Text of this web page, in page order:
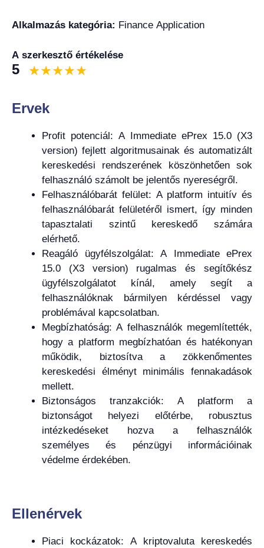
Alkalmazás kategória: Finance Application
A szerkesztő értékelése
5
Ervek
Profit potenciál: A Immediate ePrex 15.0 (X3
version) fejlett algoritmusainak és automatizált
kereskedési rendszerének köszönhetően sok
felhasználó számolt be jelentős nyereségről.
Felhasználóbarát felület: A platform intuitív és
felhasználóbarát felületéről ismert, így minden
tapasztalati szintű kereskedő számára
elérhető.
Reagáló ügyfélszolgálat: A Immediate ePrex
15.0 (X3 version) rugalmas és segítőkész
ügyfélszolgálatot kínál, amely segít a
felhasználóknak bármilyen kérdéssel vagy
problémával kapcsolatban.
Megbízhatóság: A felhasználók megemlítették,
hogy a platform megbízhatóan és hatékonyan
működik, biztosítva a zökkenőmentes
kereskedési élményt minimális fennakadások
mellett.
Biztonságos tranzakciók: A platform a
biztonságot helyezi előtérbe, robusztus
intézkedéseket hozva a felhasználók
személyes és pénzügyi információinak
védelme érdekében.
Ellenérvek
Piaci kockázatok: A kriptovaluta kereskedés